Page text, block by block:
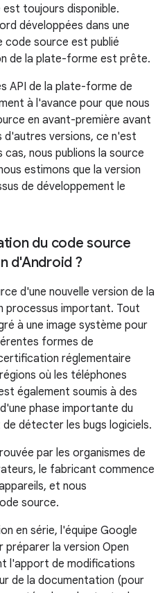
toujours disponible.
développées dans une
source est publié
de la plate-forme est prête.
API de la plate-forme de
à l'avance pour que nous
en avant-première avant
d'autres versions, ce n'est
nous publions la source
estimons que la version
de développement le
du code source
d'Android ?
d'une nouvelle version de la
processus important. Tout
à une image système pour
formes de
réglementaire
où les téléphones
également soumis à des
phase importante du
détecter les bugs logiciels.
par les organismes de
le fabricant commence
et nous
source.
en série, l'équipe Google
la version Open
l'apport de modifications
de la documentation (pour